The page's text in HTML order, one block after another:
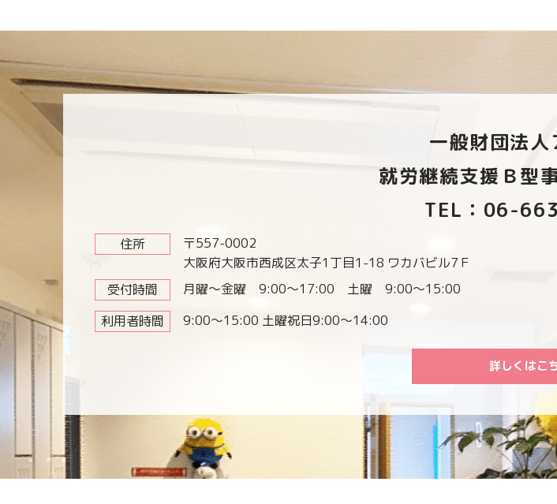
一般財団法人
就労継続支援Ｂ型
TEL：06-
住所
〒557-0002
大阪府大阪市西成区太子1丁目1-18 ワカバビル7Ｆ
受付時間
月曜～金曜 9:00～17:00 土曜 9:00～15:00
利用者時間
9:00～15:00 土曜祝日9:00～14:00
詳しくはこ